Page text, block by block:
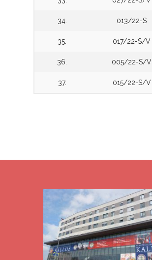
34. 013/22-S
35. 017/22-S/V
36. 005/22-S/V
37. 015/22-S/V